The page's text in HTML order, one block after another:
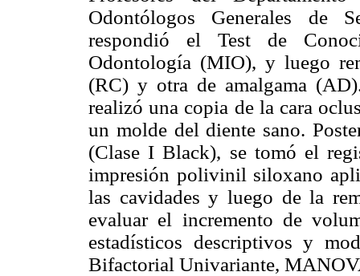
Odontólogos Generales de
respondió el Test de
Odontología (MIO), y luego
(RC) y otra de amalgama
realizó una copia de la cara
un molde del diente sano.
(Clase I Black), se tomó el
impresión polivinil siloxano
las cavidades y luego de la
evaluar el incremento de
estadísticos descriptivos y
Bifactorial Univariante,